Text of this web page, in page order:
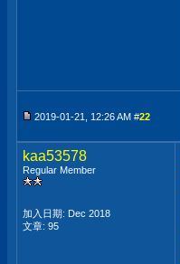
2019-01-21, 12:26 AM #22
kaa53578
Regular Member
加入日期: Dec 2018
文章: 95